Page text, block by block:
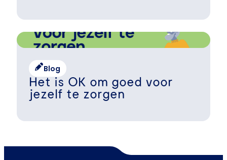
Blog
Het is OK om goed voor
jezelf te zorgen